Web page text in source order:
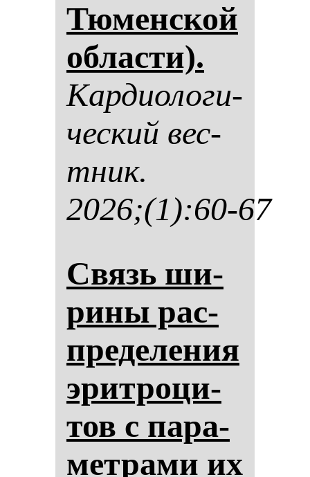
Тю­мен­ской
об­лас­ти).
Кар­ди­оло­ги­
чес­кий вес­
тник.
2026;(1):60-67
Связь ши­
ри­ны рас­
пре­де­ле­ния
эрит­ро­ци­
тов с па­ра­
мет­ра­ми их